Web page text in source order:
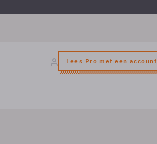
Lees Pro met een account